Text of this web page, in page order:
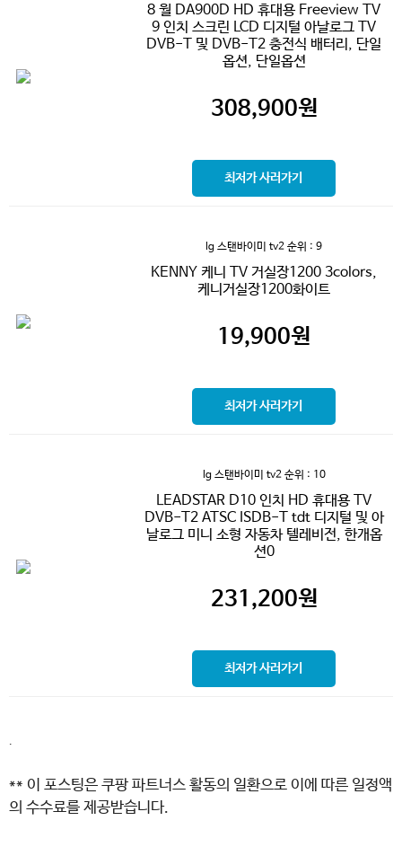
8 월 DA900D HD 휴대용 Freeview TV
9 인치 스크린 LCD 디지털 아날로그 TV
DVB-T 및 DVB-T2 충전식 배터리, 단일
옵션, 단일옵션
308,900원
최저가 사러가기
lg 스탠바이미 tv2 순위 : 9
KENNY 케니 TV 거실장1200 3colors,
케니거실장1200화이트
19,900원
최저가 사러가기
lg 스탠바이미 tv2순위 : 10
LEADSTAR D10 인치 HD 휴대용 TV
DVB-T2 ATSC ISDB-T tdt 디지털 및 아
날로그 미니 소형 자동차 텔레비전, 한개옵
션0
231,200원
최저가 사러가기
.
** 이 포스팅은 쿠팡 파트너스 활동의 일환으로 이에 따른 일정액
의 수수료를 제공받습니다.